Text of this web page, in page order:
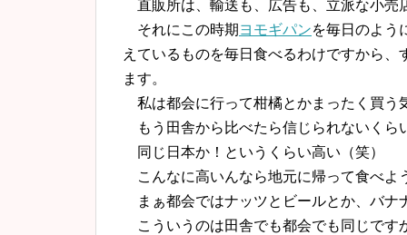
直販所は、輸送も、広告も、立派な小売
それにこの時期 ヨモギパンを毎日のよう
えているものを毎日食べるわけですから
ます。
私は都会に行って柑橘とかまったく買う
もう田舎から比べたら信じられないくら
同じ日本か！というくらい高い（笑）
こんなに高いんなら地元に帰って食べよ
まぁ都会ではナッツとビールとか、バナ
こういうのは田舎でも都会でも同じです